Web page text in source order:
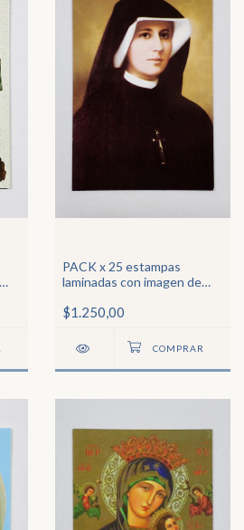
PACK x 25 estampas
laminadas con imagen de
$1.250,00